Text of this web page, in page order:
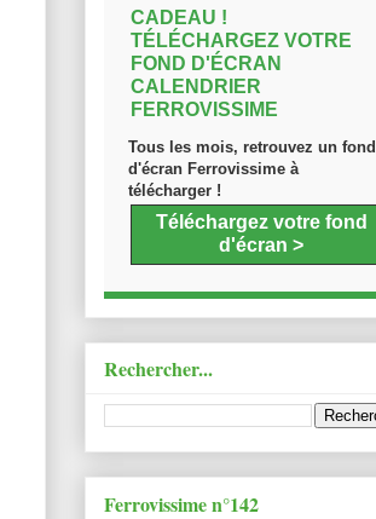
CADEAU !
TÉLÉCHARGEZ VOTRE
FOND D'ÉCRAN
CALENDRIER
FERROVISSIME
Tous les mois, retrouvez un fond
d'écran Ferrovissime à
télécharger !
Téléchargez votre fond
d'écran >
Rechercher...
Ferrovissime n°142